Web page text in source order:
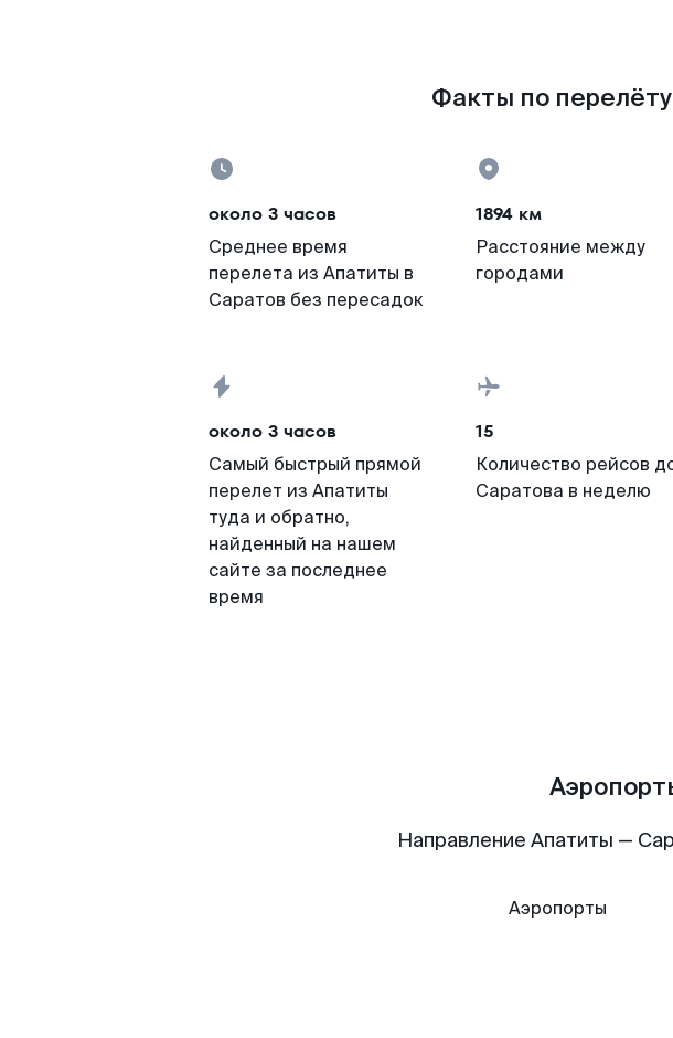
Факты по перелёту
около 3 часов
Среднее время
перелета из Апатиты в
Саратов без пересадок
1894 км
Расстояние между
городами
около 3 часов
Самый быстрый прямой
перелет из Апатиты
туда и обратно,
найденный на нашем
сайте за последнее
время
15
Количество рейсов
Саратова в неделю
Направление Апатиты —
Аэропорты